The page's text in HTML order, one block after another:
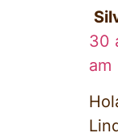
30
am